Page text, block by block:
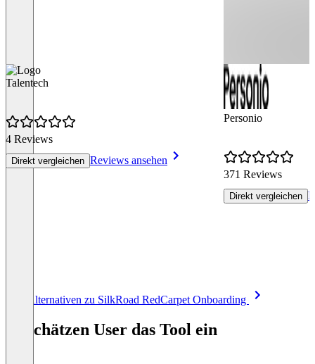
Talentech
4 Reviews
Direkt vergleichen Reviews ansehen
Personio
371 Reviews
Direkt vergleichen
Alle Alternativen zu SilkRoad RedCarpet Onboarding
So schätzen User das Tool ein